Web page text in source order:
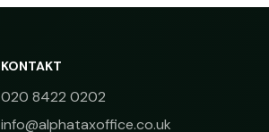
KONTAKT
020 8422 0202
info@alphataxoffice.co.uk